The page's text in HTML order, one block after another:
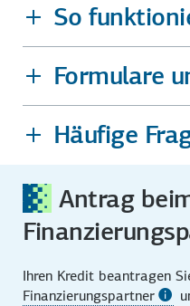
So
Formulare
Häufige
Antrag
Ihren Kredit beantragen
Finanzierungspartner